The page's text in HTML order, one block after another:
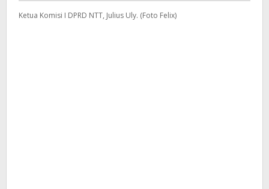
Ketua Komisi I DPRD NTT, Julius Uly. (Foto Felix)